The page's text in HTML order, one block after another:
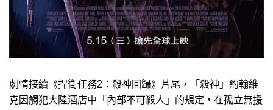
劇情接續《捍衛任務2：殺神回歸》片尾，「殺神」約翰維
克因觸犯大陸酒店中「內部不可殺人」的規定，在孤立無援